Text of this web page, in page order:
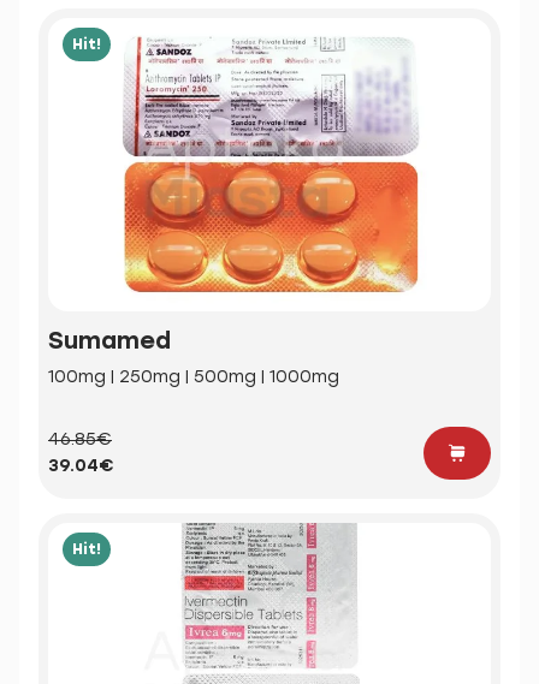
Hit!
Sumamed
100mg | 250mg | 500mg | 1000mg
46.85€
39.04€
Hit!